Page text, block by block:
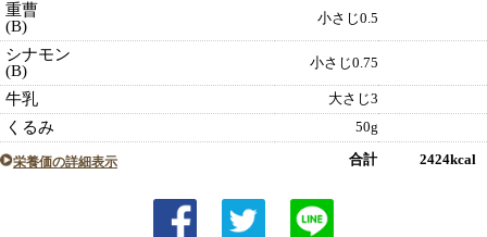
重曹
(B)
小さじ0.5
シナモン
(B)
小さじ0.75
牛乳 大さじ3
くるみ 50g
栄養価の詳細表示 合計 2424kcal